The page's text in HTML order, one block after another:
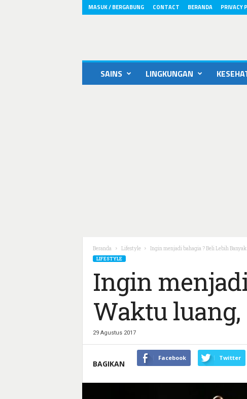
MASUK / BERGABUNG CONTACT BERANDA PRIVACY
SAINS LINGKUNGAN
Beranda Lifestyle Ingin menjadi bahagia ? Beli Lebih
LIFESTYLE
Ingin
Waktu
29 Agustus 2017
BAGIKAN
Facebook Twitter